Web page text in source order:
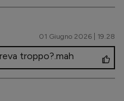
01 Giugno 2026 | 19.28
troppo?.mah